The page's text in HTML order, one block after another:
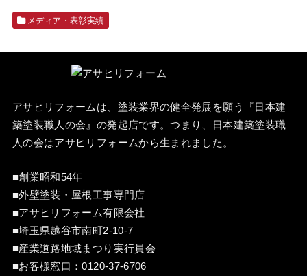
メディア・表彰実績
アサヒリフォームは、塗装業界の健全発展を願う『 日本建
築塗装職人の会』の発起店です。つまり、日本建築塗装職
人の会はアサヒリフォームから生まれました。
■創業昭和54年
■外壁塗装・屋根工事専門店
■アサヒリフォーム有限会社
■埼玉県越谷市南町2-10-7
■産業道路地域まつり実行員会
■お客様窓口：0120-37-6706